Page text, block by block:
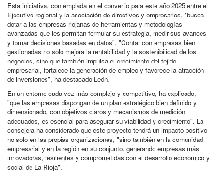
Esta iniciativa, contemplada en el convenio para este año 2025 entre el
Ejecutivo regional y la asociación de directivos y empresarios, "busca
dotar a las empresas riojanas de herramientas y metodologías
avanzadas que les permitan formular su estrategia, medir sus avances
y tomar decisiones basadas en datos". "Contar con empresas bien
gestionadas no solo mejora la rentabilidad y la sostenibilidad de los
negocios, sino que también impulsa el crecimiento del tejido
empresarial, fortalece la generación de empleo y favorece la atracción
de inversiones", ha destacado León.
En un entorno cada vez más complejo y competitivo, ha explicado,
"que las empresas dispongan de un plan estratégico bien definido y
dimensionado, con objetivos claros y mecanismos de medición
adecuados, es esencial para asegurar su viabilidad y crecimiento". La
consejera ha considerado que este proyecto tendrá un impacto positivo
no solo en las propias organizaciones, "sino también en la comunidad
empresarial y en la región en su conjunto, generando empresas más
innovadoras, resilientes y comprometidas con el desarrollo económico y
social de La Rioja".